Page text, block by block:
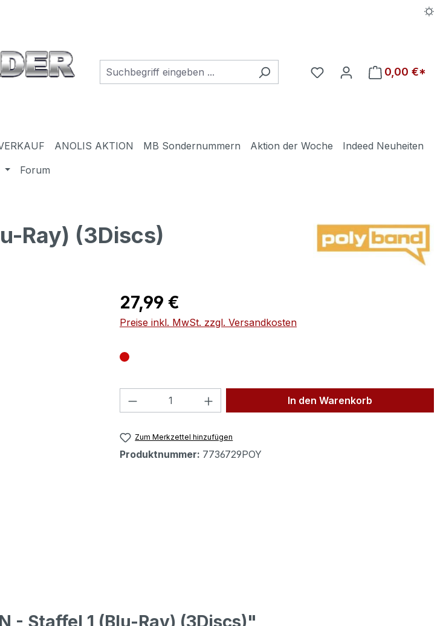
Du hast 0 Produkte auf
0,00 €*
ANOLIS AKTION MB Sondernummern Aktion der Woche
Indeed Neuheiten
Forum
Ray) (3Discs)
Regulärer Preis:
27,99 €
Preise inkl. MwSt. zzgl. Versandkosten
Produkt Anzahl: Gib den gewünschten Wert
In den Warenkorb
Zum Merkzettel hinzufügen
Produktnummer: 7736729POY
- Staffel 1 (Blu-Ray) (3Discs)"